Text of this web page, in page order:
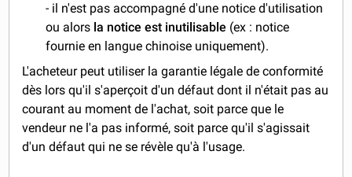
- il n'est pas accompagné d'une notice d'utilisation
ou alors la notice est inutilisable (ex : notice
fournie en langue chinoise uniquement).
L'acheteur peut utiliser la garantie légale de conformité
dès lors qu'il s'aperçoit d'un défaut dont il n'était pas au
courant au moment de l'achat, soit parce que le
vendeur ne l'a pas informé, soit parce qu'il s'agissait
d'un défaut qui ne se révèle qu'à l'usage.